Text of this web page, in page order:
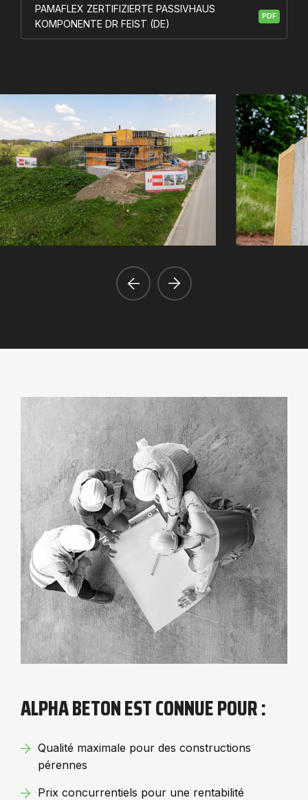
PDF
PAMAFLEX ZERTIFIZIERTE PASSIVHAUS
KOMPONENTE DR FEIST (DE)
ALPHA BETON EST CONNUE POUR :
Qualité maximale pour des constructions
pérennes
Prix concurrentiels pour une rentabilité